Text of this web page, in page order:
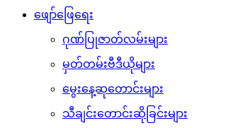
ဖျော်ဖြေရေး
ဂုဏ်ပြုဇာတ်လမ်းများ
မှတ်တမ်းဗီဒီယိုများ
မွေးနေ့ဆုတောင်းများ
သီချင်းတောင်းဆိုခြင်းများ